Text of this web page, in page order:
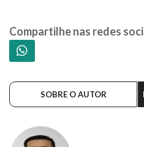
Compartilhe nas redes
SOBRE O AUTOR